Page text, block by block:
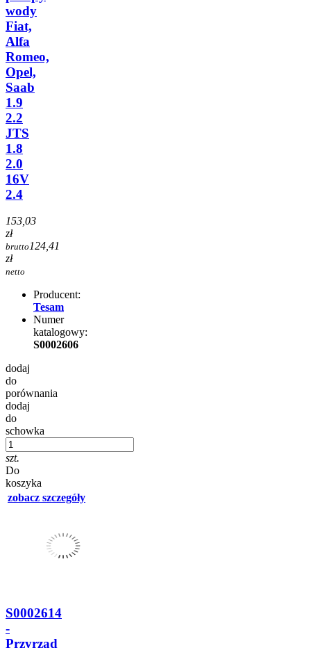
wody
Fiat,
Alfa
Romeo,
Opel,
Saab
1.9
2.2
JTS
1.8
2.0
16V
2.4
153,03
zł
brutto 124,41
zł
netto
Producent:
Tesam
Numer
katalogowy:
S0002606
dodaj
do
porównania
dodaj
do
schowka
szt.
Do
koszyka
zobacz szczegóły
S0002614
-
Przyrząd